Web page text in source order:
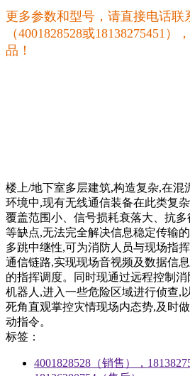
更多参数和型号，请直接电话联
（4001828528或18138275451
品！
楼上/地下室多层建筑,构造复杂,在混
环境中,现有无线通信装备在此类复
覆盖范围小、信号损耗衰落大、抗
等缺点,无法完全解决信息稳定传输
多跳中继性,可为消防人员与现场指
通信链路,实现现场音视频及数据信
的指挥调度。同时现通过远程控制
机器人,进入一些危险区域进行侦查,
死角直观掌控灾情现场内态势,及时
动指令。
标签：
4001828528（销售），